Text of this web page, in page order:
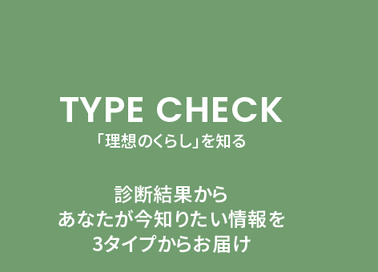
TYPE CHECK
「理想のくらし」を知る
診断結果から
あなたが今知りたい情報を
3タイプからお届け